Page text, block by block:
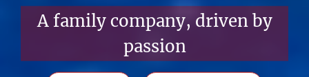
A family company, driven by
passion